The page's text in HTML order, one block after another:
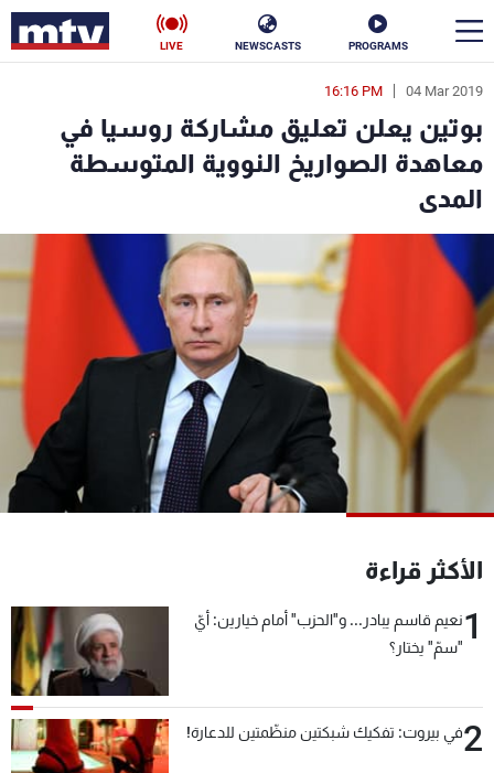
PROGRAMS
NEWSCASTS
LIVE
04 Mar 2019
16:16 PM
بوتين يعلن تعليق مشاركة روسيا في
معاهدة الصواريخ النووية المتوسطة
المدى
الأكثر قراءة
1نعيم قاسم يبادر... و"الحزب" أمام خيارين: أيّ
"سمّ" يختار؟
2في بيروت: تفكيك شبكتين منظّمتين للدعارة!
en
الأخبار
سياسة
إقتصاد فن
منوعات رياضة
كأس العالم
شاهد البرامج
عن MTV
الإنـتـاج
وظائف
سياسة الخصوصية